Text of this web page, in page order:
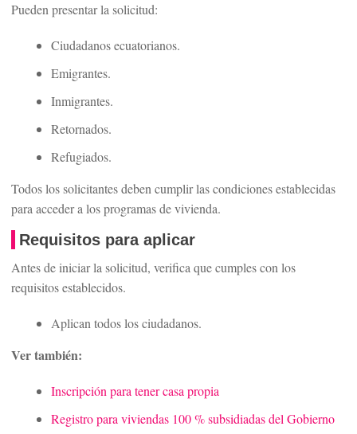
Pueden presentar la solicitud:
Ciudadanos ecuatorianos.
Emigrantes.
Inmigrantes.
Retornados.
Refugiados.
Todos los solicitantes deben cumplir las condiciones establecidas
para acceder a los programas de vivienda.
Requisitos para aplicar
Antes de iniciar la solicitud, verifica que cumples con los
requisitos establecidos.
Aplican todos los ciudadanos.
Ver también:
Inscripción para tener casa propia
Registro para viviendas 100 % subsidiadas del Gobierno